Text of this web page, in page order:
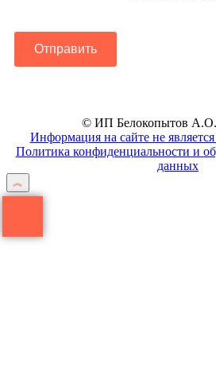
Отправить
© ИП Белокопытов А.О.
Информация на сайте не
Политика конфиденциальности и
данных